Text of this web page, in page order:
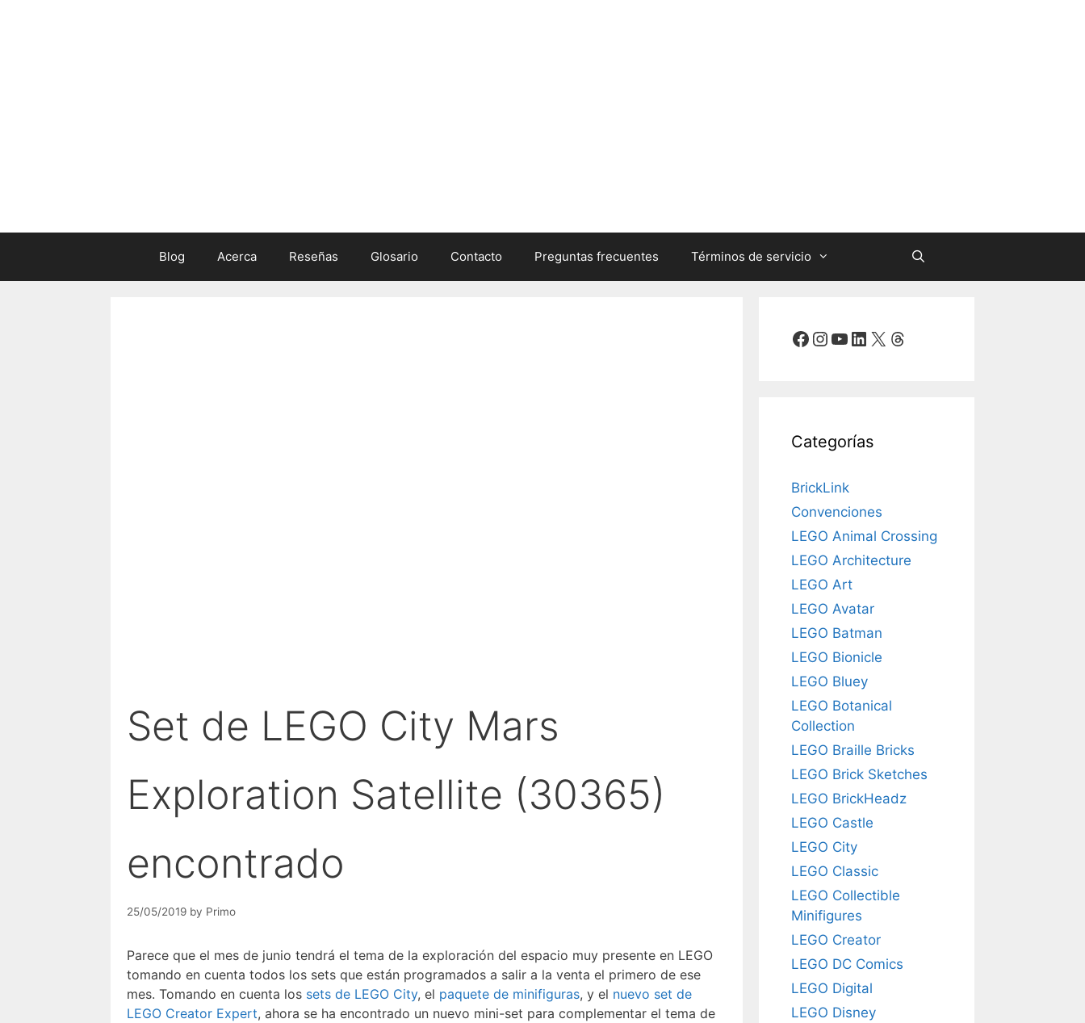
Blog Acerca Reseñas Glosario Contacto Preguntas frecuentes Términos de servicio
Set de LEGO City Mars
Exploration Satellite (30365)
encontrado
25/05/2019 by Primo
Parece que el mes de junio tendrá el tema de la exploración del espacio muy presente en LEGO
tomando en cuenta todos los sets que están programados a salir a la venta el primero de ese
mes. Tomando en cuenta los sets de LEGO City, el paquete de minifiguras, y el nuevo set de
LEGO Creator Expert, ahora se ha encontrado un nuevo mini-set para complementar el tema de
Facebook
Instagram
YouTube
LinkedIn
X Threads
Categorías
BrickLink
Convenciones
LEGO Animal Crossing
LEGO Architecture
LEGO Art
LEGO Avatar
LEGO Batman
LEGO Bionicle
LEGO Bluey
LEGO Botanical
Collection
LEGO Braille Bricks
LEGO Brick Sketches
LEGO BrickHeadz
LEGO Castle
LEGO City
LEGO Classic
LEGO Collectible
Minifigures
LEGO Creator
LEGO DC Comics
LEGO Digital
LEGO Disney